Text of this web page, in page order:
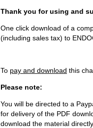
Thank you for using and
One click download of a
(including sales tax) to
To pay and download this
Please note:
You will be directed to a
for delivery of the PDF
download the material